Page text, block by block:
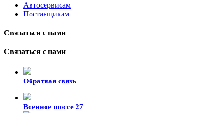
Автосервисам
Поставщикам
Связаться с нами
Связаться с нами
Обратная связь
Военное шоссе 27